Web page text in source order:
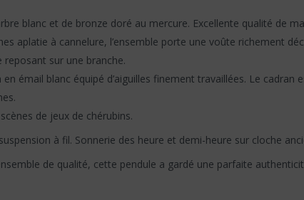
blanc et de bronze doré au mercure. Excellente qualité de
aplatie à cannelure, l’ensemble porte une voûte richement
sur une branche.
émail blanc équipé d’aiguilles finement travaillées. Le
de jeux de chérubins.
à fil. Sonnerie des heure et demi-heure sur cloche
de qualité, cette pendule a gardé une parfaite